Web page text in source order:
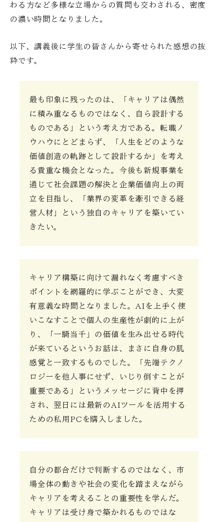
わる方など多様な立場からの質問も交わされる、密度
の濃い時間となりました。
以下、講義後に学生の皆さんから寄せられた感想の抜
粋です。
最も印象に残ったのは、「キャリアは偶然
に積み重なるものではなく、自ら設計する
ものである」という考え方である。転職ノ
ウハウにとどまらず、「人生をどのような
価値創造の軌跡として設計するか」を考え
る貴重な機会となった。今後も新規事業を
通じて社会課題の解決と企業価値向上の両
立を目指し、「業界の変革を牽引できる経
営人材」という独自のキャリアを築いてい
きたい。
キャリア構築に向けて漏れなく考慮すべき
ポイントを網羅的に学ぶことができ、大変
有意義な時間となりました。AIを上手く使
いこなすことで個人の生産性が劇的に上が
り、「一騎当千」の価値を生み出せる時代
が来ているというお話は、まさに自身の肌
感覚と一致するものでした。「先端テクノ
ロジーを他人事にせず、いじり倒すことが
重要である」というメッセージに背中を押
され、翌日には最新のAIツールを活用する
ための私用PCを購入しました。
自分の都合だけで判断するのではなく、市
場全体の動きや社会の変化を踏まえながら
キャリアを考えることの重要性を学んだ。
キャリアは受け身で築かれるものではな